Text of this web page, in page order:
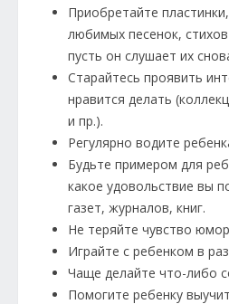
Приобретайте
любимых песенок,
пусть он слушает их
Старайтесь проявить
нравится делать
и пр.).
Регулярно водите
Будьте примером для
какое удовольствие вы
газет, журналов, книг.
Не теряйте чувство
Играйте с ребенком в
Чаще делайте что-либо
Помогите ребенку